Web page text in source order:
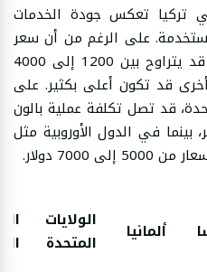
تركيا تعكس جودة الخدمات
على الرغم من أن سعر
عملية بالون المعدة في تركيا قد يتراوح بين 1200 إلى 4000
قد تكون أعلى بكثير. على
قد تصل تكلفة عملية بالون
أو أكثر، بينما في الدول الأوروبية مثل
دولار.
ألمانيا
الولايات
المتحدة